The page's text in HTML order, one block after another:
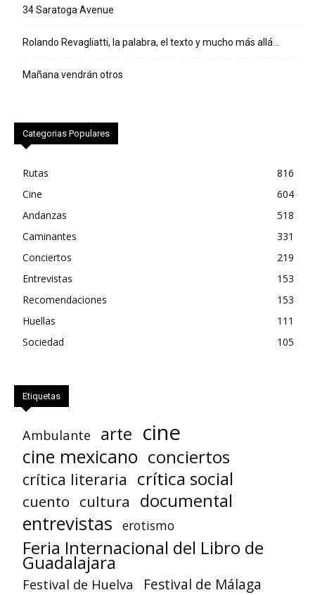
34 Saratoga Avenue
Rolando Revagliatti, la palabra, el texto y mucho más allá…
Mañana vendrán otros
Categorias Populares
Rutas
816
Cine
604
Andanzas
518
Caminantes
331
Conciertos
219
Entrevistas
153
Recomendaciones
153
Huellas
111
Sociedad
105
Etiquetas
Ambulante arte cine
cine mexicano conciertos
crítica literaria crítica social
cuento cultura documental
entrevistas erotismo
Feria Internacional del Libro de
Guadalajara
Festival de Huelva Festival de Málaga